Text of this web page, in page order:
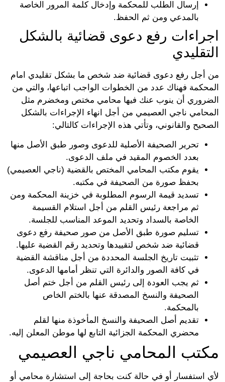
إرسال الطلب للمحكمة وإدخال كلمة المرور الخاصة
بالمدعي ومن ثم الحفظ.
رفع دعوى قضائية بالشكل
رفع دعوى قضائية ضد شخص ما بشكل تقليدي امام
فهناك عدد من الخطوات الواجب اتباعها، والتي من
أن ينوب عنك فيها محامي مختص ومخضرم مثل
ناجي العصيمي من أجل انهاء الإجراءات بالشكل
والقانوني، وتأتي هذه الإجراءات كالتالي:
تحرير الصحيفة الأصلية للدعوى وصور طبق الأصل منها
بعدد الخصوم المقيد في ملف الدعوى.
يقوم مكتب المحامي المختص بالقضية (ناجي العصيمي)
بحفظ صورة من الصحيفة في مكتبه.
تسديد قيمة الرسوم المطلوبة في خزينة المحكمة ومن
ثم مراجعة رئيس القلم من أجل استلام القسيمة
الخاصة بالسداد وتحديد الموعد المناسب للجلسة.
تسليم صورة طبق الأصل من صور صحيفة رفع دعوى
قضائية ضد شخص لتقييدها وتحديد رقم القضية عليها.
تثبيت تاريخ الجلسة المحددة من أجل مناقشة القضية
في كافة الصور والدائرة التي تنظر أمامها الدعوى.
ثم يجب العودة إلى رئيس القلم من أجل ختم أصل
الصحيفة والنسخ المصدقة عنها بالختم الخاص
بالمحكمة.
تقديم أصل الصحيفة والنسخ المأخوذة منها لقلم
محضري المحكمة الجزائية التابع لها موطن المعلن إليه.
المحامي ناجي العصيمي
استفسار أو في حالة كنت بحاجة إلى استشارة محامي أو